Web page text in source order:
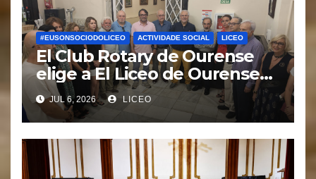
#EUSONSOCIODOLICEO ACTIVIDADE SOCIAL LICEO
El Club Rotary de Ourense
elige a El Liceo de Ourense
para la puesta en marcha del
proyecto “Ciudad Cardio
Protegida”.
JUL 6, 2026 LICEO